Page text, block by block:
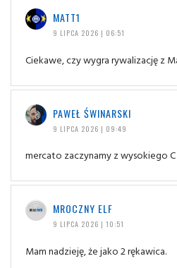
MATT1
9 LIPCA 2026 | 06:51
Ciekawe, czy wygra rywalizację z
PAWEŁ ŚWINARSKI
9 LIPCA 2026 | 09:49
mercato zaczynamy z wysokiego C
MROCZNY ELF
9 LIPCA 2026 | 10:51
Mam nadzieję, że jako 2 rękawica.